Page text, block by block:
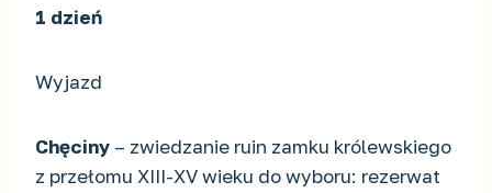
1 dzień
Wyjazd
Chęciny – zwiedzanie ruin zamku królewskiego
z przełomu XIII-XV wieku do wyboru: rezerwat